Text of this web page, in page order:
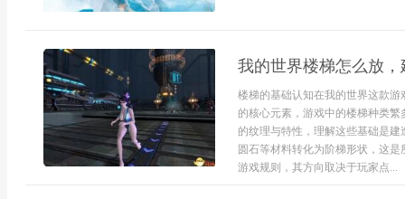
我的世界楼梯怎么放
楼梯的基础认知在我的世界这款
的核心元素，游戏中的楼梯种类
的纹理与特性，理解这些基础是
圆石等材料转化为阶梯形状，这
游戏规则，其方向取决于玩家点...